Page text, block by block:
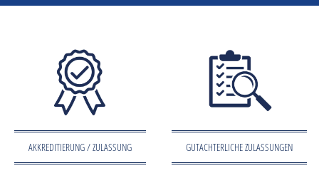
AKKREDITIERUNG / ZULASSUNG GUTACHTERLICHE ZULASSUNGEN